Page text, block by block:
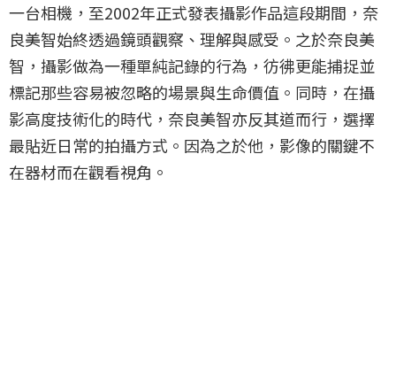
一台相機，至2002年正式發表攝影作品這段期間，奈
良美智始終透過鏡頭觀察、理解與感受。之於奈良美
智，攝影做為一種單純記錄的行為，彷彿更能捕捉並
標記那些容易被忽略的場景與生命價值。同時，在攝
影高度技術化的時代，奈良美智亦反其道而行，選擇
最貼近日常的拍攝方式。因為之於他，影像的關鍵不
在器材而在觀看視角。